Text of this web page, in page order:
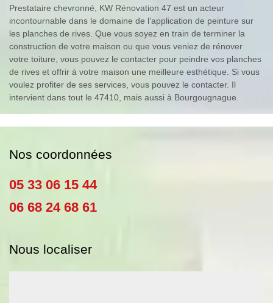
Prestataire chevronné, KW Rénovation 47 est un acteur
incontournable dans le domaine de l’application de peinture sur
les planches de rives. Que vous soyez en train de terminer la
construction de votre maison ou que vous veniez de rénover
votre toiture, vous pouvez le contacter pour peindre vos planches
de rives et offrir à votre maison une meilleure esthétique. Si vous
voulez profiter de ses services, vous pouvez le contacter. Il
intervient dans tout le 47410, mais aussi à Bourgougnague.
Nos coordonnées
05 33 06 15 44
06 68 24 68 61
Nous localiser